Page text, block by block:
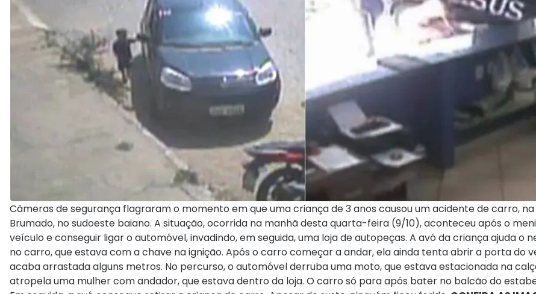
Câmeras de segurança flagraram o momento em que uma criança de 3 anos causou um acidente de carro,
Brumado, no sudoeste baiano. A situação, ocorrida na manhã desta quarta-feira (9/10), aconteceu após o
veículo e conseguir ligar o automóvel, invadindo, em seguida, uma loja de autopeças. A avó da criança ajuda o
no carro, que estava com a chave na ignição. Após o carro começar a andar, ela ainda tenta abrir a porta do
acaba arrastada alguns metros. No percurso, o automóvel derruba uma moto, que estava estacionada na
atropela uma mulher com andador, que estava dentro da loja. O carro só para após bater no balcão do